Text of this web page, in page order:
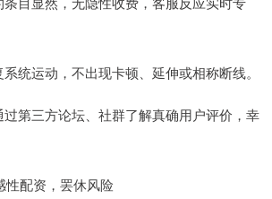
统运动，不出现卡顿、延伸或相称断线。
第三方论坛、社群了解真确用户评价，幸
性配资，罢休风险